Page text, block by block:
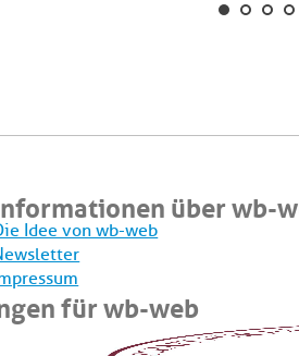
über wb-
Idee von wb-web
für wb-web